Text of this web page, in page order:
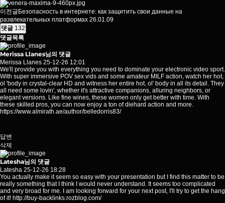
이전글 Безопасность в интернете: как защитить свои данные на
развлекательных платформах 26.01.09
댓글 132
댓글목록
Merissa Llanes님의 댓글
Merissa Llanes 25-12-26 12:01
We'll provide you with everything you need to dominate your electronic video sport.
With super immersive POV sex vids and some amateur MILF action, watch her hot,
ol 'body in crystal-clear HD and witness her entire hot, ol' body in all its detail. They
all need some lovin', whether it's attractive companions, alluring neighbors, or
elegant versions. Like fine wines, these women only get better with time. With
these skilled pros, you can now enjoy a ton of diehard action and more.
https://www.almirath.ae/author/belledorris83/
답변
삭제
Latesha님의 댓글
Latesha 25-12-26 18:28
You actually make it seem so easy with your presentation but I find this matter to be
really something that I think I would never understand. It seems too complicated
and very broad for me. I am looking forward for your next post, I'll try to get the hang
of it! http://buy-backlinks.rozblog.com/